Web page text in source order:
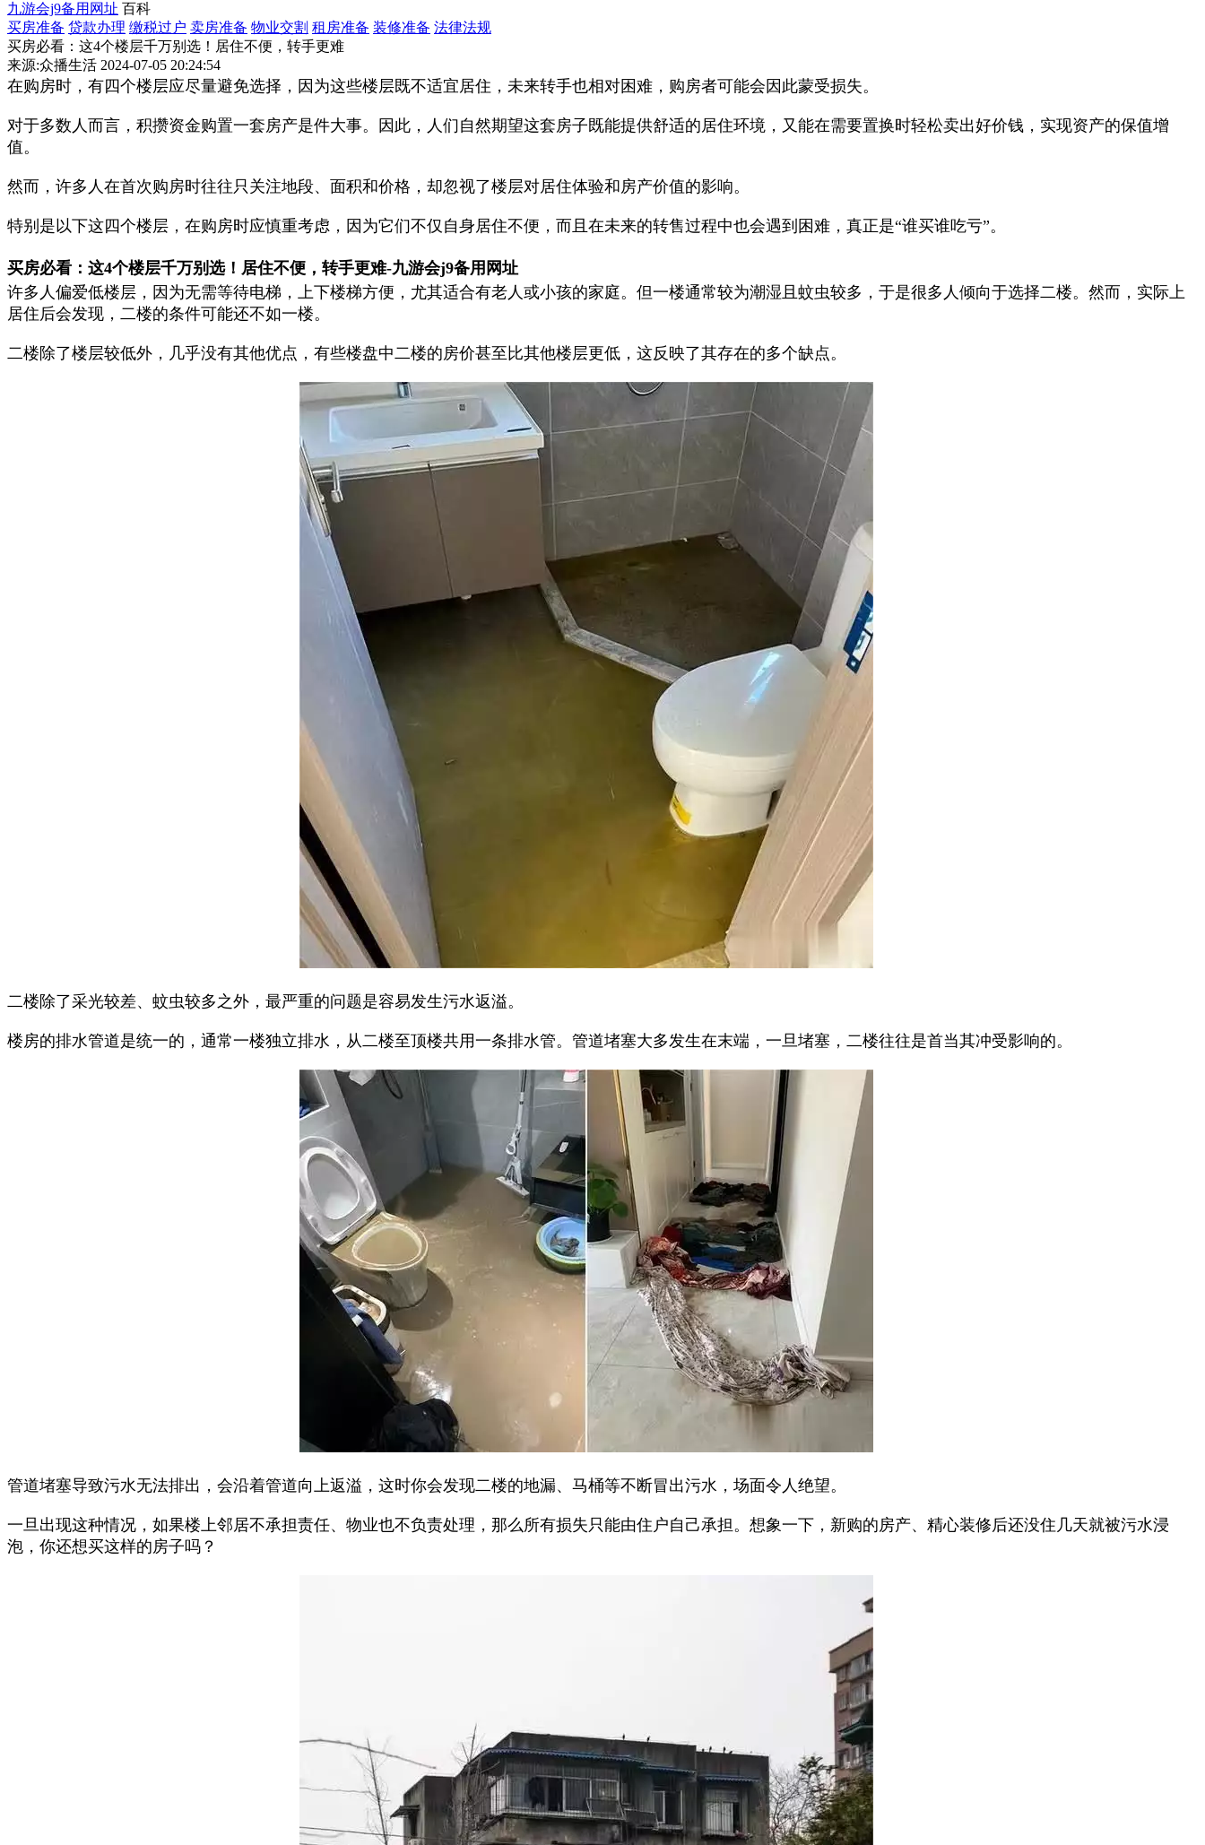
九游会j9备用网址 百科
买房准备 贷款办理 缴税过户 卖房准备 物业交割 租房准备 装修准备 法律法规
买房必看：这4个楼层千万别选！居住不便，转手更难
来源:众播生活 2024-07-05 20:24:54
在购房时，有四个楼层应尽量避免选择，因为这些楼层既不适宜居住，未来转手也相对困难，购房者可能会因此蒙受损失。
对于多数人而言，积攒资金购置一套房产是件大事。因此，人们自然期望这套房子既能提供舒适的居住环境，又能在需要置换时轻松卖出好价钱，实现资产的保值增
值。
然而，许多人在首次购房时往往只关注地段、面积和价格，却忽视了楼层对居住体验和房产价值的影响。
特别是以下这四个楼层，在购房时应慎重考虑，因为它们不仅自身居住不便，而且在未来的转售过程中也会遇到困难，真正是“谁买谁吃亏”。
买房必看：这4个楼层千万别选！居住不便，转手更难-九游会j9备用网址
许多人偏爱低楼层，因为无需等待电梯，上下楼梯方便，尤其适合有老人或小孩的家庭。但一楼通常较为潮湿且蚊虫较多，于是很多人倾向于选择二楼。然而，实际上
居住后会发现，二楼的条件可能还不如一楼。
二楼除了楼层较低外，几乎没有其他优点，有些楼盘中二楼的房价甚至比其他楼层更低，这反映了其存在的多个缺点。
二楼除了采光较差、蚊虫较多之外，最严重的问题是容易发生污水返溢。
楼房的排水管道是统一的，通常一楼独立排水，从二楼至顶楼共用一条排水管。管道堵塞大多发生在末端，一旦堵塞，二楼往往是首当其冲受影响的。
管道堵塞导致污水无法排出，会沿着管道向上返溢，这时你会发现二楼的地漏、马桶等不断冒出污水，场面令人绝望。
一旦出现这种情况，如果楼上邻居不承担责任、物业也不负责处理，那么所有损失只能由住户自己承担。想象一下，新购的房产、精心装修后还没住几天就被污水浸
泡，你还想买这样的房子吗？